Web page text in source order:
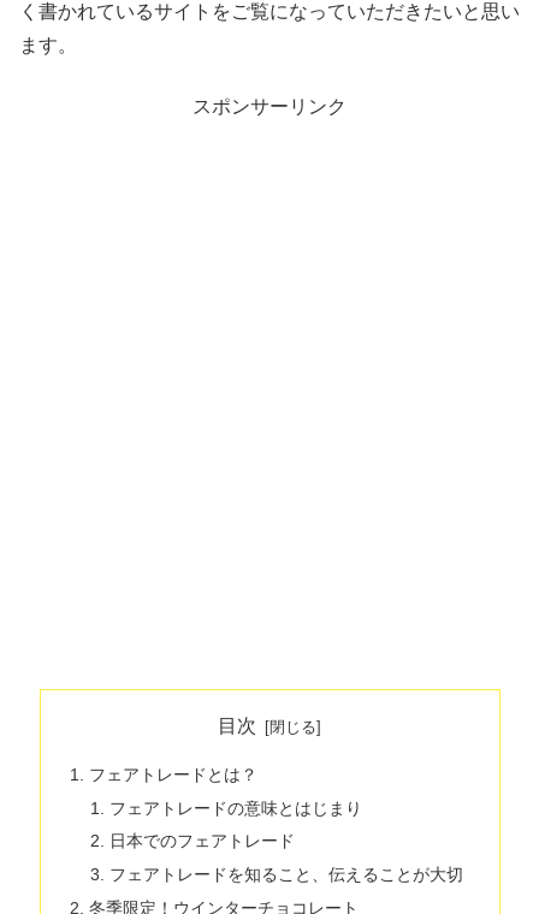
く書かれているサイトをご覧になっていただきたいと思い
ます。
スポンサーリンク
目次
フェアトレードとは？
フェアトレードの意味とはじまり
日本でのフェアトレード
フェアトレードを知ること、伝えることが大切
冬季限定！ウインターチョコレート